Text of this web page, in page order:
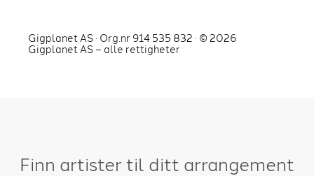
Gigplanet AS · Org.nr 914 535 832 · © 2026
Gigplanet AS – alle rettigheter
Finn artister til ditt arrangement